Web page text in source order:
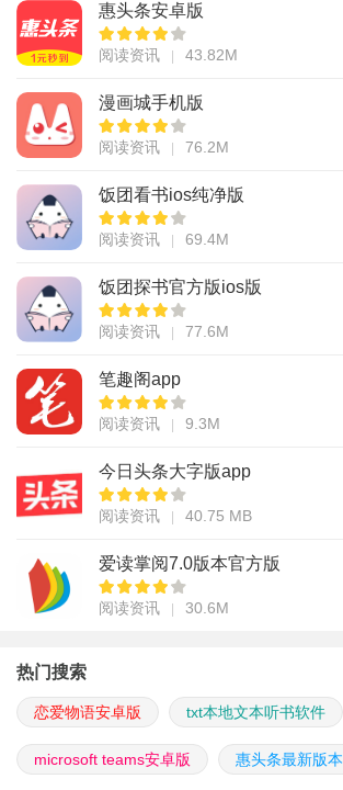
惠头条安卓版
阅读资讯 43.82M
漫画城手机版
阅读资讯 76.2M
饭团看书ios纯净版
阅读资讯 69.4M
饭团探书官方版ios版
阅读资讯 77.6M
笔趣阁app
阅读资讯 9.3M
今日头条大字版app
阅读资讯 40.75 MB
爱读掌阅7.0版本官方版
阅读资讯 30.6M
热门搜索
恋爱物语安卓版 txt本地文本听书软件
microsoft teams安卓版 惠头条最新版本